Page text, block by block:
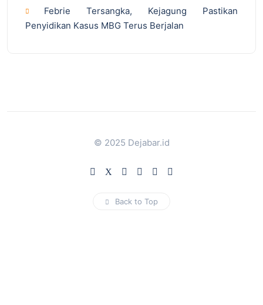
Febrie Tersangka, Kejagung Pastikan
Penyidikan Kasus MBG Terus Berjalan
© 2025 Dejabar.id
Back to Top